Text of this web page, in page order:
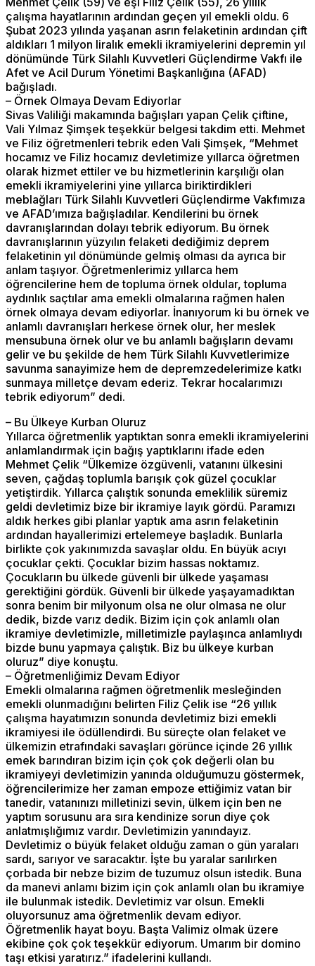
çalışma hayatlarının ardından geçen yıl emekli oldu. 6
Şubat 2023 yılında yaşanan asrın felaketinin ardından çift
aldıkları 1 milyon liralık emekli ikramiyelerini depremin yıl
dönümünde Türk Silahlı Kuvvetleri Güçlendirme Vakfı ile
Afet ve Acil Durum Yönetimi Başkanlığına (AFAD)
bağışladı.
– Örnek Olmaya Devam Ediyorlar
Sivas Valiliği makamında bağışları yapan Çelik çiftine,
Vali Yılmaz Şimşek teşekkür belgesi takdim etti. Mehmet
ve Filiz öğretmenleri tebrik eden Vali Şimşek, “Mehmet
hocamız ve Filiz hocamız devletimize yıllarca öğretmen
olarak hizmet ettiler ve bu hizmetlerinin karşılığı olan
emekli ikramiyelerini yine yıllarca biriktirdikleri
meblağları Türk Silahlı Kuvvetleri Güçlendirme Vakfımıza
ve AFAD’ımıza bağışladılar. Kendilerini bu örnek
davranışlarından dolayı tebrik ediyorum. Bu örnek
davranışlarının yüzyılın felaketi dediğimiz deprem
felaketinin yıl dönümünde gelmiş olması da ayrıca bir
anlam taşıyor. Öğretmenlerimiz yıllarca hem
öğrencilerine hem de topluma örnek oldular, topluma
aydınlık saçtılar ama emekli olmalarına rağmen halen
örnek olmaya devam ediyorlar. İnanıyorum ki bu örnek ve
anlamlı davranışları herkese örnek olur, her meslek
mensubuna örnek olur ve bu anlamlı bağışların devamı
gelir ve bu şekilde de hem Türk Silahlı Kuvvetlerimize
savunma sanayimize hem de depremzedelerimize katkı
sunmaya milletçe devam ederiz. Tekrar hocalarımızı
tebrik ediyorum” dedi.
– Bu Ülkeye Kurban Oluruz
Yıllarca öğretmenlik yaptıktan sonra emekli ikramiyelerini
anlamlandırmak için bağış yaptıklarını ifade eden
Mehmet Çelik “Ülkemize özgüvenli, vatanını ülkesini
seven, çağdaş toplumla barışık çok güzel çocuklar
yetiştirdik. Yıllarca çalıştık sonunda emeklilik süremiz
geldi devletimiz bize bir ikramiye layık gördü. Paramızı
aldık herkes gibi planlar yaptık ama asrın felaketinin
ardından hayallerimizi ertelemeye başladık. Bunlarla
birlikte çok yakınımızda savaşlar oldu. En büyük acıyı
çocuklar çekti. Çocuklar bizim hassas noktamız.
Çocukların bu ülkede güvenli bir ülkede yaşaması
gerektiğini gördük. Güvenli bir ülkede yaşayamadıktan
sonra benim bir milyonum olsa ne olur olmasa ne olur
dedik, bizde varız dedik. Bizim için çok anlamlı olan
ikramiye devletimizle, milletimizle paylaşınca anlamlıydı
bizde bunu yapmaya çalıştık. Biz bu ülkeye kurban
oluruz” diye konuştu.
– Öğretmenliğimiz Devam Ediyor
Emekli olmalarına rağmen öğretmenlik mesleğinden
emekli olunmadığını belirten Filiz Çelik ise “26 yıllık
çalışma hayatımızın sonunda devletimiz bizi emekli
ikramiyesi ile ödüllendirdi. Bu süreçte olan felaket ve
ülkemizin etrafındaki savaşları görünce içinde 26 yıllık
emek barındıran bizim için çok çok değerli olan bu
ikramiyeyi devletimizin yanında olduğumuzu göstermek,
öğrencilerimize her zaman empoze ettiğimiz vatan bir
tanedir, vatanınızı milletinizi sevin, ülkem için ben ne
yaptım sorusunu ara sıra kendinize sorun diye çok
anlatmışlığımız vardır. Devletimizin yanındayız.
Devletimiz o büyük felaket olduğu zaman o gün yaraları
sardı, sarıyor ve saracaktır. İşte bu yaralar sarılırken
çorbada bir nebze bizim de tuzumuz olsun istedik. Buna
da manevi anlamı bizim için çok anlamlı olan bu ikramiye
ile bulunmak istedik. Devletimiz var olsun. Emekli
oluyorsunuz ama öğretmenlik devam ediyor.
Öğretmenlik hayat boyu. Başta Valimiz olmak üzere
ekibine çok çok teşekkür ediyorum. Umarım bir domino
taşı etkisi yaratırız.” ifadelerini kullandı.